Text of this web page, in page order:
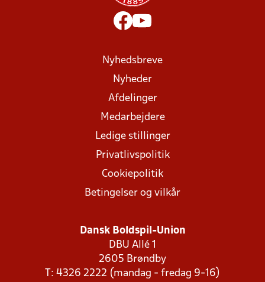
Nyhedsbreve
Nyheder
Afdelinger
Medarbejdere
Ledige stillinger
Privatlivspolitik
Cookiepolitik
Betingelser og vilkår
Dansk Boldspil-Union
DBU Allé 1
2605 Brøndby
T: 4326 2222 (mandag - fredag 9-16)